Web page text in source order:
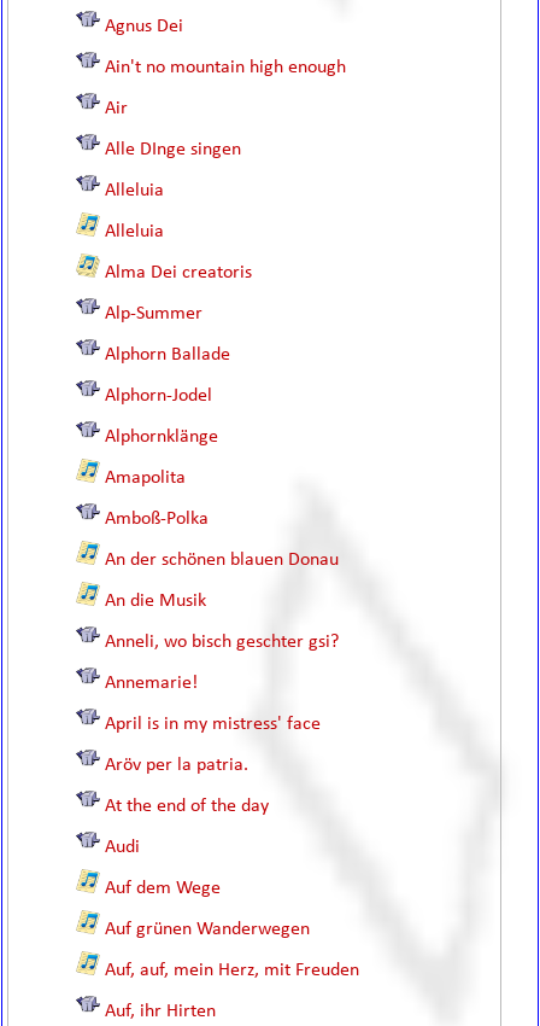
Agnus Dei
Ain't no mountain high enough
Air
Alle DInge singen
Alleluia
Alleluia
Alma Dei creatoris
Alp-Summer
Alphorn Ballade
Alphorn-Jodel
Alphornklänge
Amapolita
Amboß-Polka
An der schönen blauen Donau
An die Musik
Anneli, wo bisch geschter gsi?
Annemarie!
April is in my mistress' face
Aröv per la patria.
At the end of the day
Audi
Auf dem Wege
Auf grünen Wanderwegen
Auf, auf, mein Herz, mit Freuden
Auf, ihr Hirten